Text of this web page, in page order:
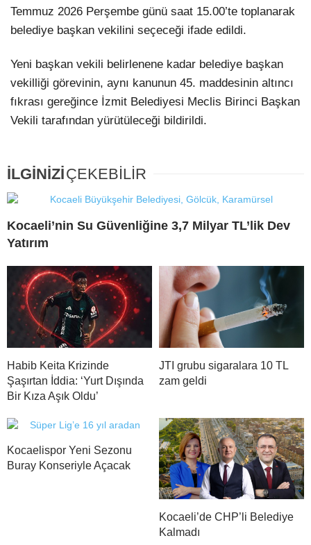
Temmuz 2026 Perşembe günü saat 15.00’te toplanarak
belediye başkan vekilini seçeceği ifade edildi.
Yeni başkan vekili belirlenene kadar belediye başkan
vekilliği görevinin, aynı kanunun 45. maddesinin altıncı
fıkrası gereğince İzmit Belediyesi Meclis Birinci Başkan
Vekili tarafından yürütüleceği bildirildi.
İLGİNİZİÇEKEBİLİR
Kocaeli’nin Su Güvenliğine 3,7 Milyar TL’lik Dev
Yatırım
Habib Keita Krizinde
Şaşırtan İddia: ‘Yurt Dışında
Bir Kıza Aşık Oldu’
JTI grubu sigaralara 10 TL
zam geldi
Kocaelispor Yeni Sezonu
Buray Konseriyle Açacak
Kocaeli’de CHP’li Belediye
Kalmadı